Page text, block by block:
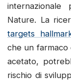
internazionale
Nature. La
targets
che un farmaco
acetato,
rischio di